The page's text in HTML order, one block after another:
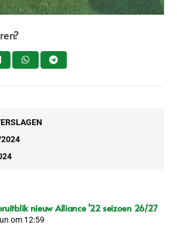
nieuw Alliance ’22 seizoen 26/27
om 12:59